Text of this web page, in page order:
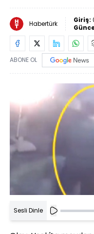
Habertürk Giriş:
ABONE OL
Sesli Dinle